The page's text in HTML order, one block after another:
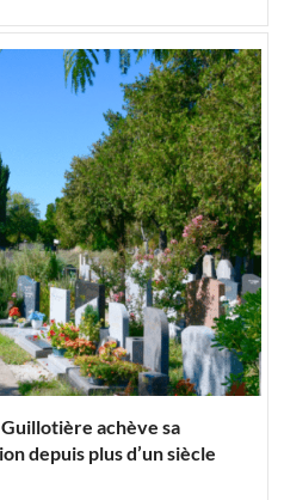
achève sa
depuis plus d’un siècle